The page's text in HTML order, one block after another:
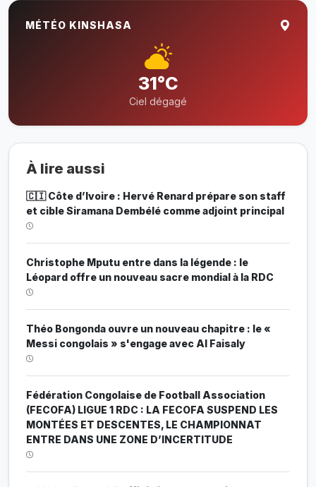
MÉTÉO KINSHASA
31°C
Ciel dégagé
À lire aussi
🇨🇮 Côte d’Ivoire : Hervé Renard prépare son staff
et cible Siramana Dembélé comme adjoint principal
Christophe Mputu entre dans la légende : le
Léopard offre un nouveau sacre mondial à la RDC
Théo Bongonda ouvre un nouveau chapitre : le «
Messi congolais » s'engage avec Al Faisaly
Fédération Congolaise de Football Association
(FECOFA) LIGUE 1 RDC : LA FECOFA SUSPEND LES
MONTÉES ET DESCENTES, LE CHAMPIONNAT
ENTRE DANS UNE ZONE D’INCERTITUDE